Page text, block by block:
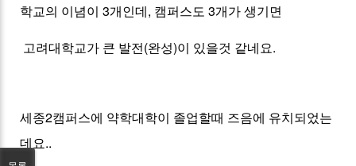
학교의 이념이 3개인데, 캠퍼스도 3개가 생기면
고려대학교가 큰 발전(완성)이 있을것 같네요.
세종2캠퍼스에 약학대학이 졸업할때 즈음에 유치되었는
데요..